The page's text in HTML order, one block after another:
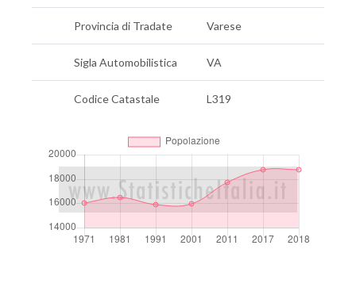
Provincia di Tradate Varese
Sigla Automobilistica VA
Codice Catastale L319